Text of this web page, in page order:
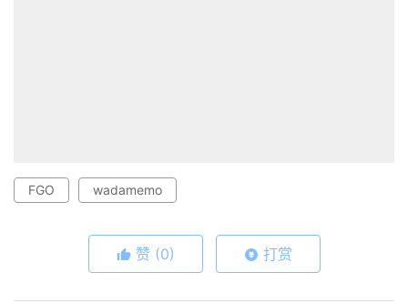
FGO wadamemo
赞 (0) 打赏